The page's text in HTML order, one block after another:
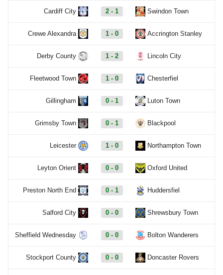
Cardiff City 2 - 1 Swindon Town
Crewe Alexandra 1 - 0 Accrington Stanley
Derby County 1 - 2 Lincoln City
Fleetwood Town 1 - 0 Chesterfiel
Gillingham 0 - 1 Luton Town
Grimsby Town 0 - 1 Blackpool
Leicester 1 - 0 Northampton Town
Leyton Orient 0 - 0 Oxford United
Preston North End 0 - 1 Huddersfiel
Salford City 0 - 0 Shrewsbury Town
Sheffield Wednesday 0 - 0 Bolton Wanderers
Stockport County 0 - 0 Doncaster Rovers